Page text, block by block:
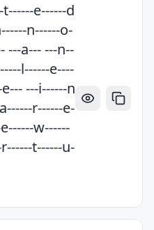
e------d
n------o-
---a--- ---n--
l------e----
---i------n
r------e-
w------
t------u-